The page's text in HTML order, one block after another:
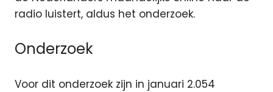
radio luistert, aldus het onderzoek.
Onderzoek
Voor dit onderzoek zijn in januari 2.054